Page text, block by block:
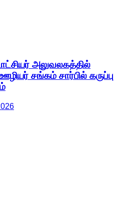
அலுவலகத்தில்
சங்கம் சார்பில் கருப்பு